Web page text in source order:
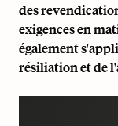
des
exigences en
également
résiliation et de